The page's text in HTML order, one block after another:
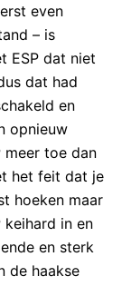
even
– is
ESP dat niet
dat had
en
opnieuw
meer toe dan
het feit dat je
hoeken maar
in en
en sterk
de haakse